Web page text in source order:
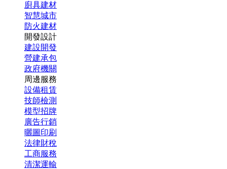
廚具建材
智慧城市
防火建材
開發設計
建設開發
營建承包
政府機關
周邊服務
設備租賃
技師檢測
模型招牌
廣告行銷
曬圖印刷
法律財稅
工商服務
清潔運輸